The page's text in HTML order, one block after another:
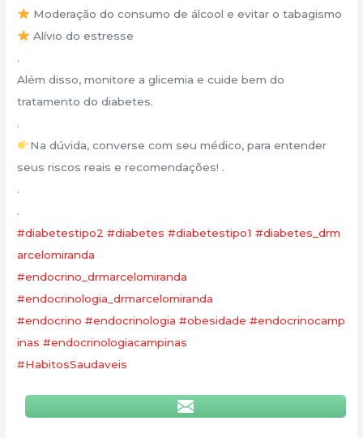
Moderação do consumo de álcool e evitar o tabagismo
Alívio do estresse
.
Além disso, monitore a glicemia e cuide bem do
tratamento do diabetes.
.
Na dúvida, converse com seu médico, para entender
seus riscos reais e recomendações! .
.
.
#diabetestipo2 #diabetes #diabetestipo1 #diabetes_drm
arcelomiranda
#endocrino_drmarcelomiranda
#endocrinologia_drmarcelomiranda
#endocrino #endocrinologia #obesidade #endocrinocamp
inas #endocrinologiacampinas
#HabitosSaudaveis